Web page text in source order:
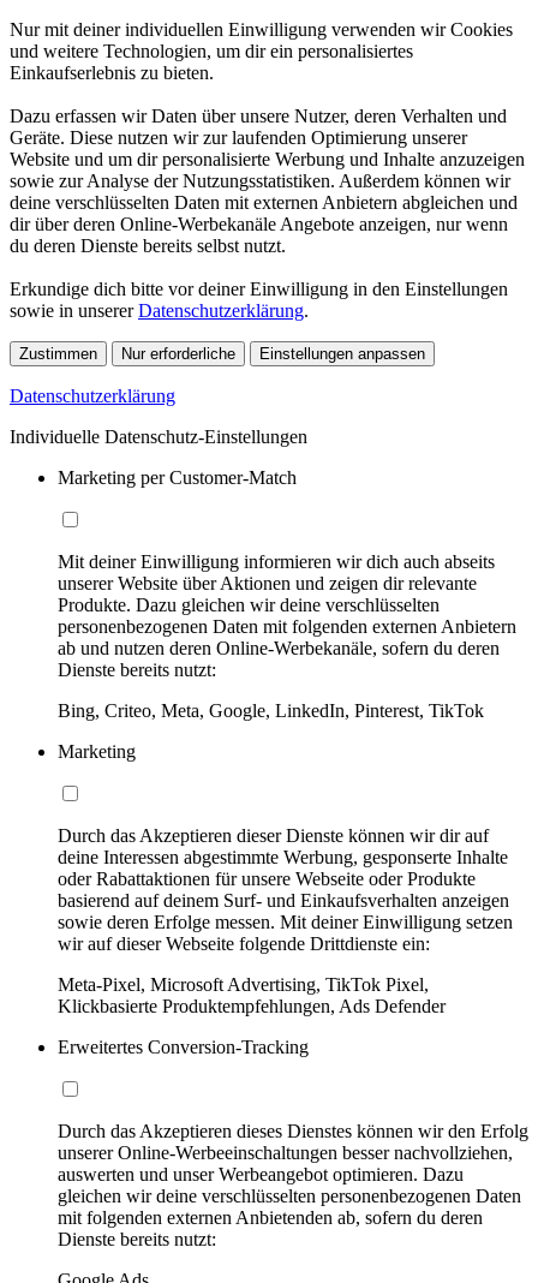
Nur mit deiner individuellen Einwilligung verwenden wir Cookies
und weitere Technologien, um dir ein personalisiertes
Einkaufserlebnis zu bieten.
Dazu erfassen wir Daten über unsere Nutzer, deren Verhalten und
Geräte. Diese nutzen wir zur laufenden Optimierung unserer
Website und um dir personalisierte Werbung und Inhalte anzuzeigen
sowie zur Analyse der Nutzungsstatistiken. Außerdem können wir
deine verschlüsselten Daten mit externen Anbietern abgleichen und
dir über deren Online-Werbekanäle Angebote anzeigen, nur wenn
du deren Dienste bereits selbst nutzt.
Erkundige dich bitte vor deiner Einwilligung in den Einstellungen
sowie in unsererDatenschutzerklärung.
Zustimmen Nur erforderliche Einstellungen anpassen
Datenschutzerklärung
Individuelle Datenschutz-Einstellungen
Marketing per Customer-Match
Mit deiner Einwilligung informieren wir dich auch abseits
unserer Website über Aktionen und zeigen dir relevante
Produkte. Dazu gleichen wir deine verschlüsselten
personenbezogenen Daten mit folgenden externen Anbietern
ab und nutzen deren Online-Werbekanäle, sofern du deren
Dienste bereits nutzt:
Bing, Criteo, Meta, Google, LinkedIn, Pinterest, TikTok
Marketing
Durch das Akzeptieren dieser Dienste können wir dir auf
deine Interessen abgestimmte Werbung, gesponserte Inhalte
oder Rabattaktionen für unsere Webseite oder Produkte
basierend auf deinem Surf- und Einkaufsverhalten anzeigen
sowie deren Erfolge messen. Mit deiner Einwilligung setzen
wir auf dieser Webseite folgende Drittdienste ein:
Meta-Pixel, Microsoft Advertising, TikTok Pixel,
Klickbasierte Produktempfehlungen, Ads Defender
Erweitertes Conversion-Tracking
Durch das Akzeptieren dieses Dienstes können wir den Erfolg
unserer Online-Werbeeinschaltungen besser nachvollziehen,
auswerten und unser Werbeangebot optimieren. Dazu
gleichen wir deine verschlüsselten personenbezogenen Daten
mit folgenden externen Anbietenden ab, sofern du deren
Dienste bereits nutzt: